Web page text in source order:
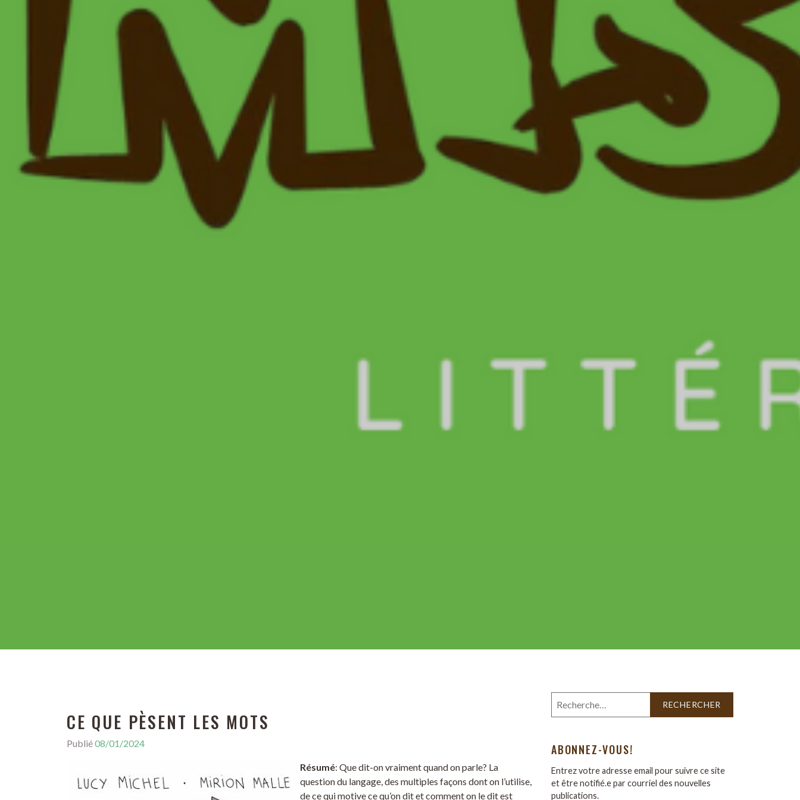
CE QUE PÈSENT LES MOTS
Publié08/01/2024
Résumé: Que dit-on vraiment quand on parle? La
question du langage, des multiples façons dont on l’utilise,
de ce qui motive ce qu’on dit et comment on le dit est
ABONNEZ-VOUS!
Entrez votre adresse email pour suivre ce site
et être notifié.e par courriel des nouvelles
publications.